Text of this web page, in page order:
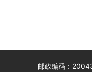
邮政编码：